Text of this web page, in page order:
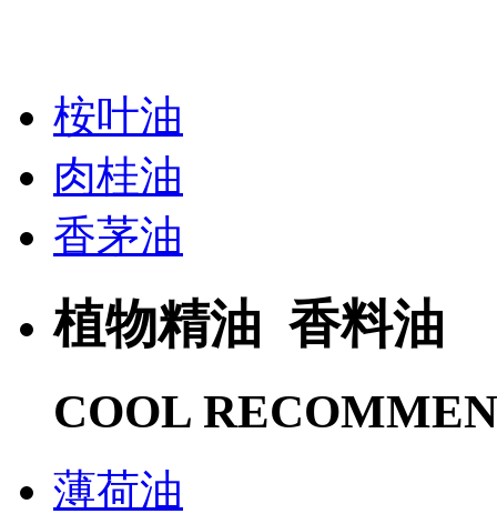
桉叶油
肉桂油
香茅油
植物精油 香料油
COOL
薄荷油